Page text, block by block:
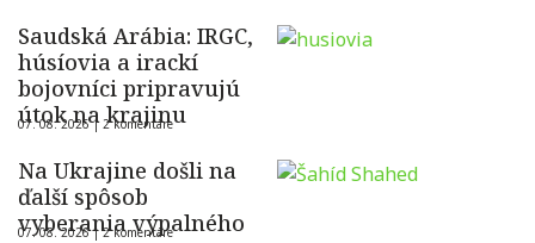
Saudská Arábia: IRGC,
húsíovia a irackí
bojovníci pripravujú
útok na krajinu
07. 08. 2026 |2 komentáre
Na Ukrajine došli na
ďalší spôsob
vyberania výpalného
07. 08. 2026 |2 komentáre